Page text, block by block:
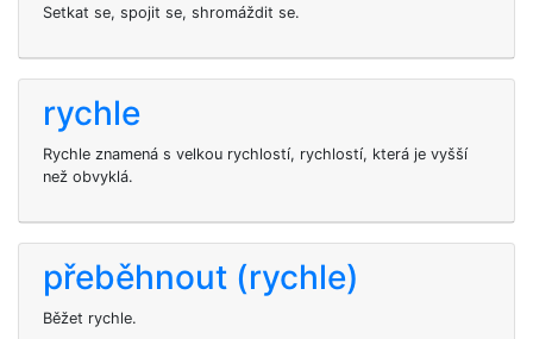
Setkat se, spojit se, shromáždit se.
rychle
Rychle znamená s velkou rychlostí, rychlostí, která je vyšší
než obvyklá.
přeběhnout (rychle)
Běžet rychle.